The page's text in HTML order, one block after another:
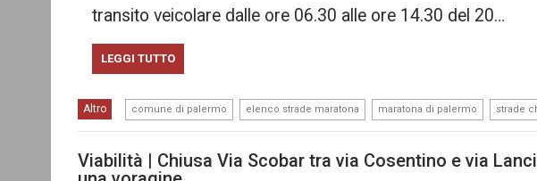
transito veicolare dalle ore 06.30 alle ore 14.30 del 20…
LEGGI TUTTO
Altro comune di palermo elenco strade maratona maratona di palermo strade
Viabilità | Chiusa Via Scobar tra via Cosentino e via